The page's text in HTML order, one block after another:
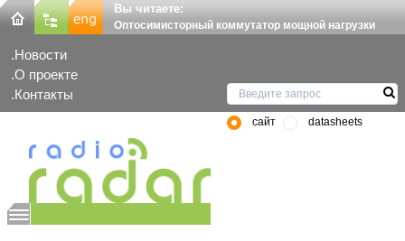
Вы читаете:
Оптосимисторный коммутатор мощной нагрузки
Новости
О проекте
Контакты
сайт datasheets